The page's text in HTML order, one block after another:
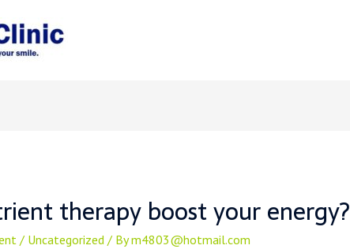
therapy boost your energy?
/ Uncategorized/ Bym4803@hotmail.com